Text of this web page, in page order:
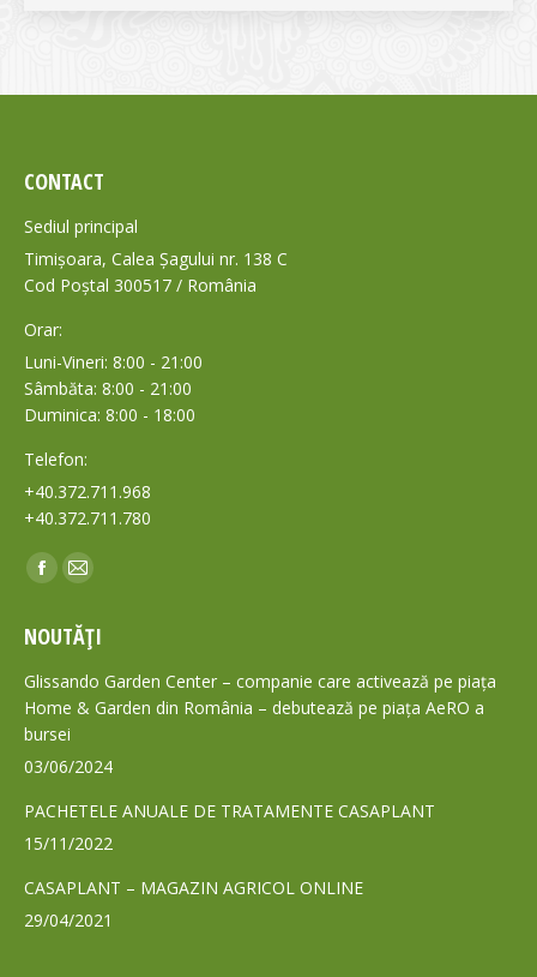
CONTACT
Sediul principal
Timișoara, Calea Șagului nr. 138 C
Cod Poștal 300517 / România
Orar:
Luni-Vineri: 8:00 - 21:00
Sâmbăta: 8:00 - 21:00
Duminica: 8:00 - 18:00
Telefon:
+40.372.711.968
+40.372.711.780
Find us on:
Facebook
opens
in
new
window
Mail
opens
in
new
NOUTĂȚI
Glissando Garden Center – companie care activează pe piața
Home & Garden din România – debutează pe piața AeRO a
bursei
03/06/2024
PACHETELE ANUALE DE TRATAMENTE CASAPLANT
15/11/2022
CASAPLANT – MAGAZIN AGRICOL ONLINE
29/04/2021